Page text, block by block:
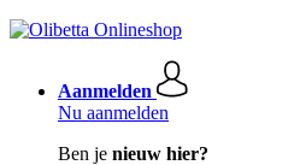
Aanmelden
Nu aanmelden
Ben je nieuw hier?